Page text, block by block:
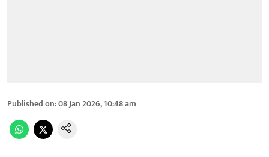
Published on:08 Jan 2026, 10:48 am